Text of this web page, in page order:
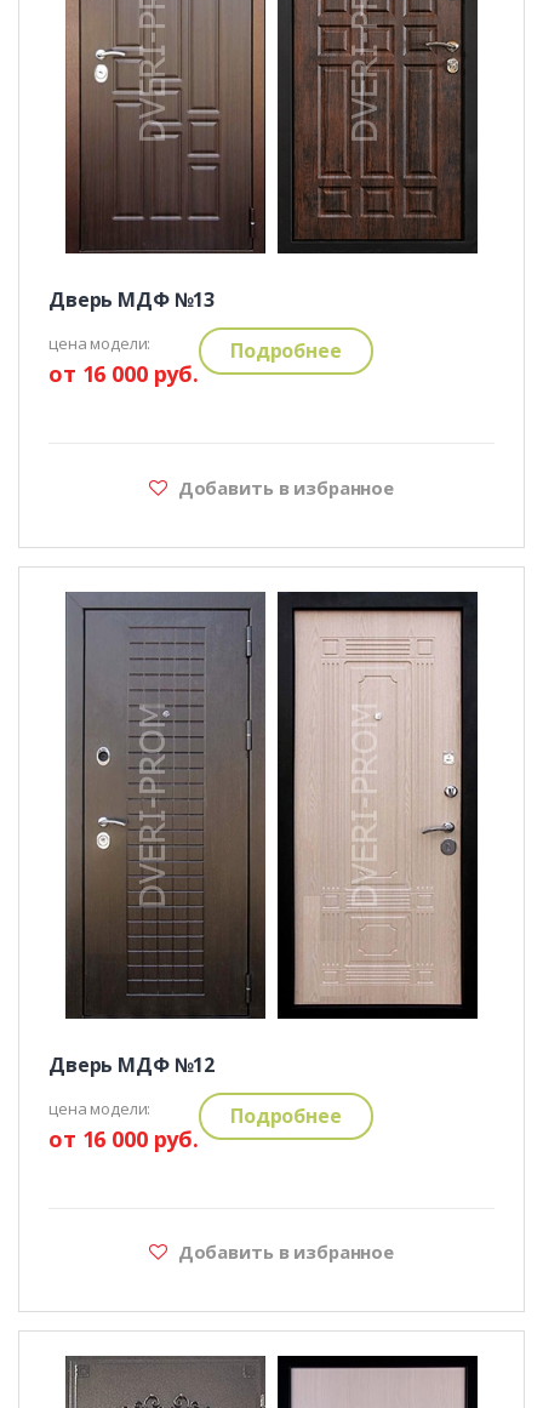
Дверь МДФ №13
цена модели:
от 16 000 руб.
Подробнее
Добавить в избранное
Дверь МДФ №12
цена модели:
от 16 000 руб.
Подробнее
Добавить в избранное